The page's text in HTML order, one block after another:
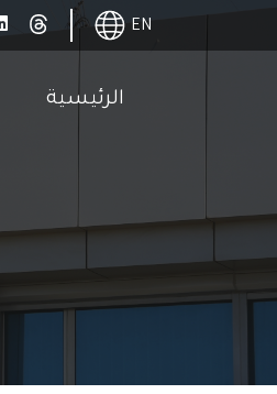
EN
الرئيسية